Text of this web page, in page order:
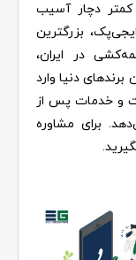
کمتر دچار آسیب
بزرگترین
در ایران،
برندهای دنیا وارد
و خدمات پس از
برای مشاوره